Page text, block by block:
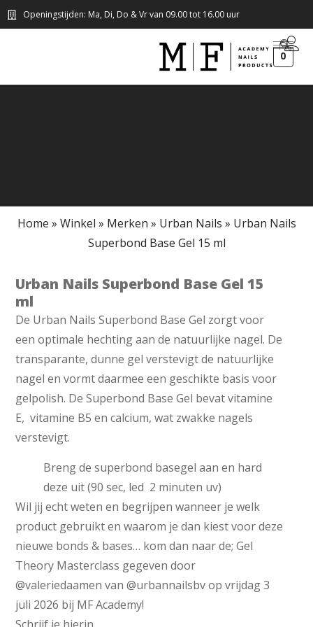
Openingstijden: Ma, Di, Do & Vr van 09.00 tot 16.00 uur
0
Home » Winkel » Merken » Urban Nails » Urban Nails
Superbond Base Gel 15 ml
Urban Nails Superbond Base Gel 15
ml
De Urban Nails Superbond Base Gel zorgt voor
een optimale hechting aan de natuurlijke nagel. De
transparante, dunne gel verstevigt de natuurlijke
nagel en vormt daarmee een geschikte basis voor
gelpolish. De Superbond Base Gel bevat vitamine
E, vitamine B5 en calcium, wat zwakke nagels
verstevigt.
Breng de superbond basegel aan en hard
deze uit (90 sec, led 2 minuten uv)
Wil jij echt weten en begrijpen wanneer je welk
product gebruikt en waarom je dan kiest voor deze
nieuwe bonds & bases… kom dan naar de; Gel
Theory Masterclass gegeven door
@valeriedaamen van @urbannailsbv op vrijdag 3
juli 2026 bij MF Academy!